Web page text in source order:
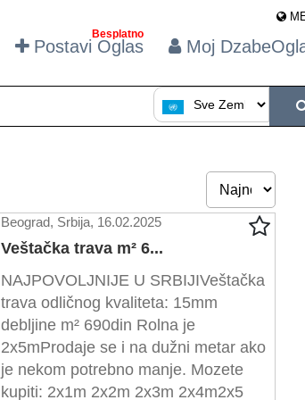
Besplatno
Postavi Oglas Moj
Beograd, Srbija, 16.02.2025
Veštačka trava m² 6...
NAJPOVOLJNIJE U SRBIJIVeštačka
trava odličnog kvaliteta: 15mm
debljine m² 690din Rolna je
2x5mProdaje se i na dužni metar ako
je nekom potrebno manje. Mozete
kupiti: 2x1m 2x2m 2x3m 2x4m2x5